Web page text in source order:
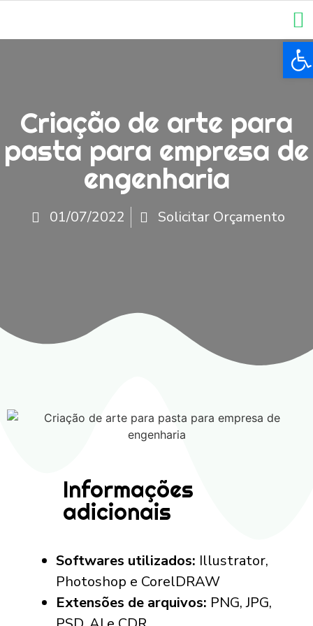
Criação de arte para
pasta para empresa de
engenharia
01/07/2022 Solicitar Orçamento
Informações
adicionais
Softwares utilizados: Illustrator,
Photoshop e CorelDRAW
Extensões de arquivos: PNG, JPG,